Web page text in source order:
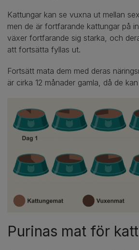
Kattungar kan se vuxna ut mellan
men de är fortfarande kattungar på
växer fortfarande sig starka, och
att fortsätta fyllas ut.
Fortsätt mata dem med deras
är cirka 12 månader gamla, då de
Purinas mat för